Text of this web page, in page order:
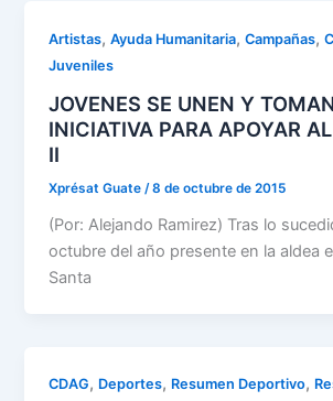
Artistas,Ayuda Humanitaria,Campañas,
Juveniles
JOVENES SE UNEN Y
INICIATIVA PARA APOYAR
II
Xprésat Guate /8 de octubre de 2015
(Por: Alejando Ramirez) Tras lo
octubre del año presente en la aldea
Santa
CDAG, Deportes, Resumen Deportivo,